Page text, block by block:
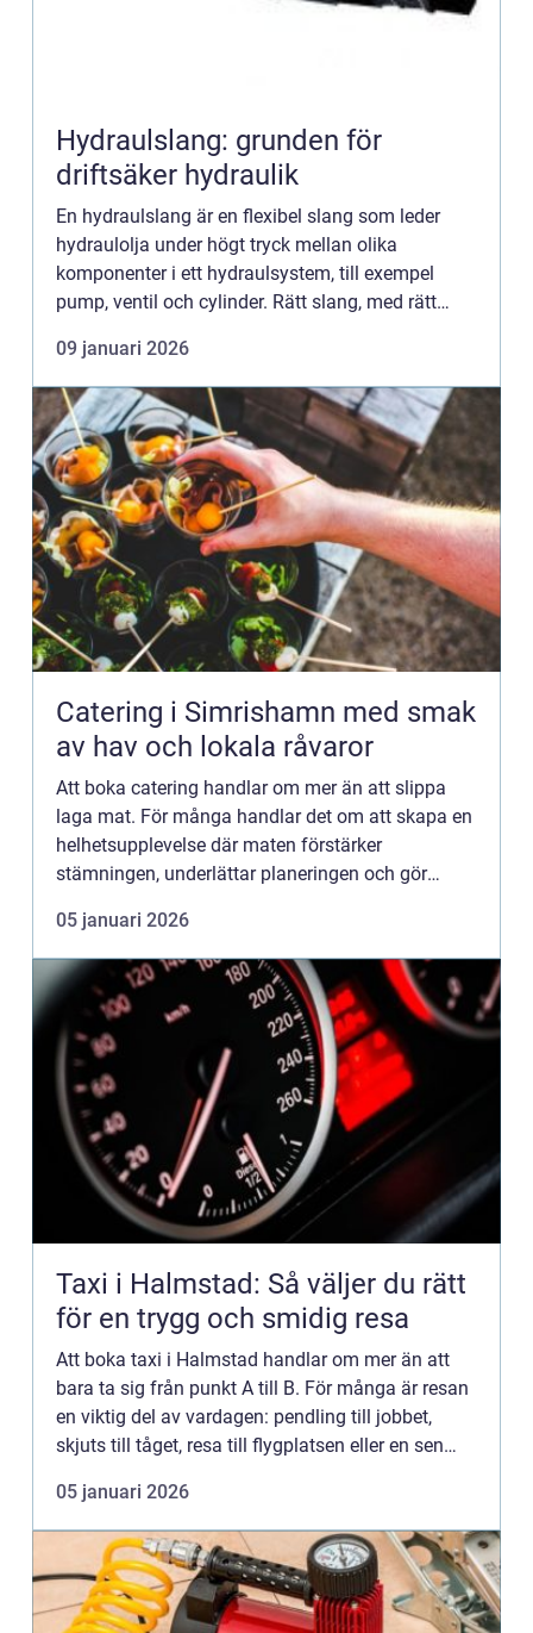
Hydraulslang: grunden för
driftsäker hydraulik
En hydraulslang är en flexibel slang som leder
hydraulolja under högt tryck mellan olika
komponenter i ett hydraulsystem, till exempel
pump, ventil och cylinder. Rätt slang, med rätt
09 januari 2026
Catering i Simrishamn med smak
av hav och lokala råvaror
Att boka catering handlar om mer än att slippa
laga mat. För många handlar det om att skapa en
helhetsupplevelse där maten förstärker
stämningen, underlättar planeringen och gör
05 januari 2026
Taxi i Halmstad: Så väljer du rätt
för en trygg och smidig resa
Att boka taxi i Halmstad handlar om mer än att
bara ta sig från punkt A till B. För många är resan
en viktig del av vardagen: pendling till jobbet,
skjuts till tåget, resa till flygplatsen eller en sen
05 januari 2026